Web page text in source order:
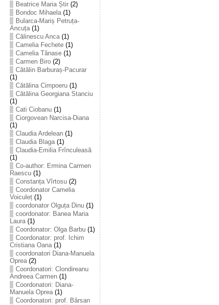
Beatrice Maria Știr(2)
Bondoc Mihaela(1)
Bularca-Mariș Petruța-
Ancuța(1)
Călinescu Anca(1)
Camelia Fechete(1)
Camelia Tănase(1)
Carmen Biro(2)
Cătălin Barburaș-Pacurar
(1)
Cătălina Cimpoeru(1)
Cătălina Georgiana Stanciu
(1)
Cati Ciobanu(1)
Ciorgovean Narcisa-Diana
(1)
Claudia Ardelean(1)
Claudia Blaga(1)
Claudia-Emilia Frînculeasă
(1)
Co-author: Ermina Carmen
Raescu(1)
Constanța Vîrtosu(2)
Coordonator Camelia
Voiculeț(1)
coordonator Olguța Dinu(1)
coordonator: Banea Maria
Laura(1)
Coordonator: Olga Barbu(1)
Coordonator: prof. Ichim
Cristiana Oana(1)
coordonatori Diana-Manuela
Oprea(2)
Coordonatori: Clondireanu
Andreea Carmen(1)
Coordonatori: Diana-
Manuela Oprea(1)
Coordonatori: prof. Bârsan